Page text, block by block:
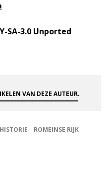
SA-3.0 Unported
VAN DEZE AUTEUR.
HISTORIE
ROMEINSE RIJK